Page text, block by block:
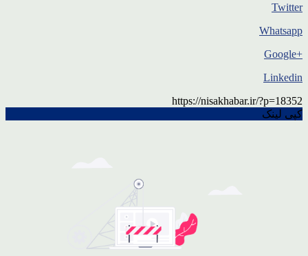
Twitter
Whatsapp
+Google
Linkedin
https://nisakhabar.ir/?p=18352
کپی لینک